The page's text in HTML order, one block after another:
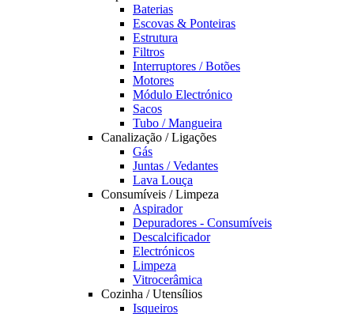
Baterias
Escovas & Ponteiras
Estrutura
Filtros
Interruptores / Botões
Motores
Módulo Electrónico
Sacos
Tubo / Mangueira
Canalização / Ligações
Gás
Juntas / Vedantes
Lava Louça
Consumíveis / Limpeza
Aspirador
Depuradores - Consumíveis
Descalcificador
Electrónicos
Limpeza
Vitrocerâmica
Cozinha / Utensílios
Isqueiros